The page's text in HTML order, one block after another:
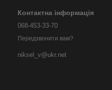
Контактна інформація
068-453-33-70
Передзвонити вам?
niksel_v@ukr.net